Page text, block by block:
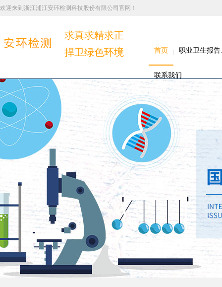
欢迎来到浙江浦江安环检测科技股份有限公司官网！
求真求精求正
捍卫绿色环境
首页 职业卫生报
联系我们